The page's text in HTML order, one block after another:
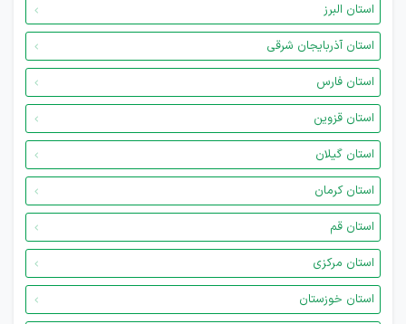
استان البرز
استان آذربایجان شرقی
استان فارس
استان قزوین
استان گیلان
استان کرمان
استان قم
استان مرکزی
استان خوزستان